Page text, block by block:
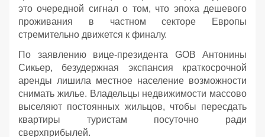
это очередной сигнал о том, что эпоха дешевого
проживания в частном секторе Европы
стремительно движется к финалу.
По заявлению вице-президента GOB Антонины
Сикьер, безудержная экспансия краткосрочной
аренды лишила местное население возможности
снимать жилье. Владельцы недвижимости массово
выселяют постоянных жильцов, чтобы пересдать
квартиры туристам посуточно ради
сверхприбылей.